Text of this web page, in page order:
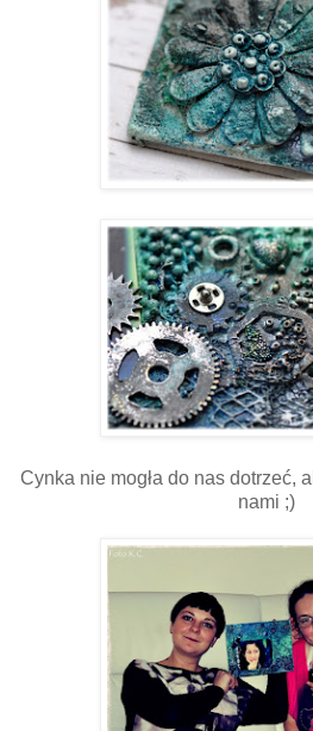
Cynka nie mogła do nas dotrzeć,
nami ;)